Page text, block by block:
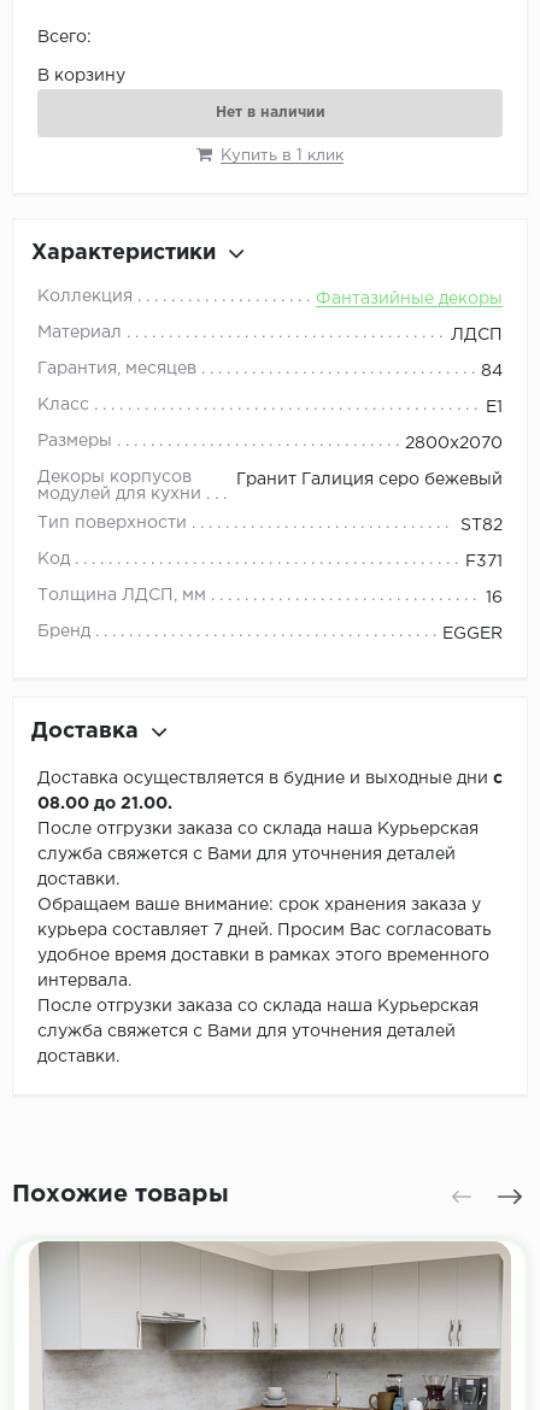
Всего:
В корзину
Нет в наличии
Купить в 1 клик
Характеристики
Коллекция Фантазийные декоры
Материал ЛДСП
Гарантия, месяцев 84
Класс E1
Размеры 2800x2070
Декоры корпусов
модулей для кухни
Гранит Галиция серо бежевый
Тип поверхности ST82
Код F371
Толщина ЛДСП, мм 16
Бренд EGGER
Доставка
Доставка осуществляется в будние и выходные дни с
08.00 до 21.00.
После отгрузки заказа со склада наша Курьерская
служба свяжется с Вами для уточнения деталей
доставки.
Обращаем ваше внимание: срок хранения заказа у
курьера составляет 7 дней. Просим Вас согласовать
удобное время доставки в рамках этого временного
интервала.
После отгрузки заказа со склада наша Курьерская
служба свяжется с Вами для уточнения деталей
доставки.
Похожие товары